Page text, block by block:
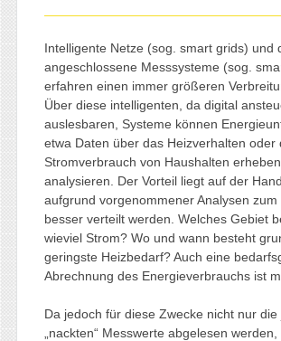
Intelligente Netze (sog. smart grids) und
angeschlossene Messsysteme (sog.
erfahren einen immer größeren
Über diese intelligenten, da digital
auslesbaren, Systeme können
etwa Daten über das Heizverhalten oder
Stromverbrauch von Haushalten
analysieren. Der Vorteil liegt auf der
aufgrund vorgenommener Analysen zum
besser verteilt werden. Welches Gebiet
wieviel Strom? Wo und wann besteht
geringste Heizbedarf? Auch eine
Abrechnung des Energieverbrauchs ist
Da jedoch für diese Zwecke nicht nur die
„nackten“ Messwerte abgelesen